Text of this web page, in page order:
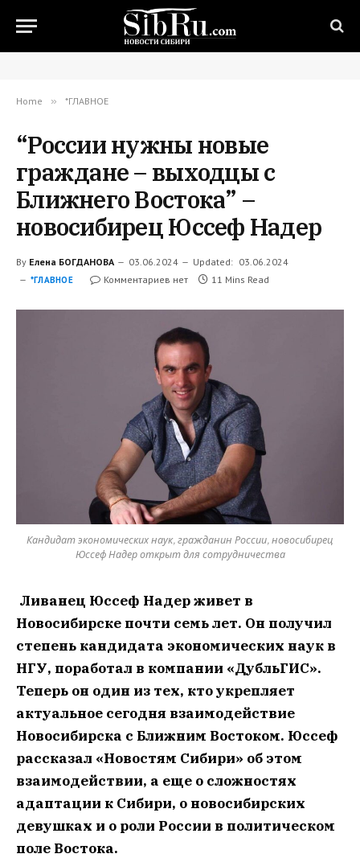
Home » *ГЛАВНОЕ
“России нужны новые
граждане – выходцы с
Ближнего Востока” –
новосибирец Юссеф Надер
By Елена БОГДАНОВА 03.06.2024 Updated: 03.06.2024
*ГЛАВНОЕ Комментариев нет 11 Mins Read
Кандидат экономических наук, гражданин России, новосибирец
Юссеф Надер открыт для сотрудничества
Ливанец Юссеф Надер живет в
Новосибирске почти семь лет. Он получил
степень кандидата экономических наук в
НГУ, поработал в компании «ДубльГИС».
Теперь он один из тех, кто укрепляет
актуальное сегодня взаимодействие
Новосибирска с Ближним Востоком. Юссеф
рассказал «Новостям Сибири» об этом
взаимодействии, а еще о сложностях
адаптации к Сибири, о новосибирских
девушках и о роли России в политическом
поле Востока.